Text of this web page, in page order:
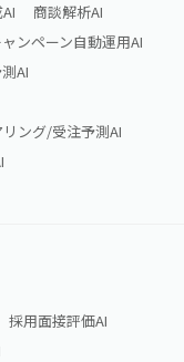
商談解析AI
ンペーン自動運用AI
AI
ング/受注予測AI
採用面接評価AI